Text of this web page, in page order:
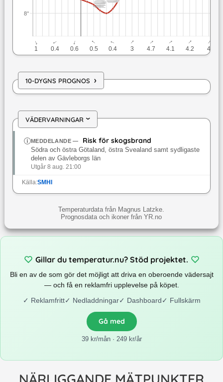
8°
↓
1
↓
0.4
↓
0.6
↓
0.5
↓
0.4
↓
3
↓
4.7
↓
4.1
↓
4.2
↓
4
10-DYGNS PROGNOS ›
VÄDERVARNINGAR›
MEDDELANDE— Risk för skogsbrand
Södra och östra Götaland, östra Svealand samt sydligaste
delen av Gävleborgs län
Utgår 8 aug. 21:00
Källa:SMHI
Temperaturdata från Magnus Latzke.
Prognosdata och ikoner från YR.no
Gillar du temperatur.nu? Stöd projektet.
Bli en av de som gör det möjligt att driva en oberoende vädersajt
— och få en reklamfri upplevelse på köpet.
✓ Reklamfritt✓ Nedladdningar✓ Dashboard✓ Fullskärm
Gå med
39 kr/mån · 249 kr/år